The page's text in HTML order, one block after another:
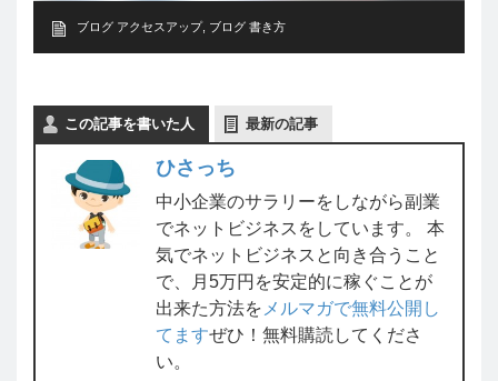
ブログ アクセスアップ, ブログ 書き方
この記事を書いた人 最新の記事
ひさっち
中小企業のサラリーをしながら副業
でネットビジネスをしています。 本
気でネットビジネスと向き合うこと
で、月5万円を安定的に稼ぐことが
出来た方法を メルマガで無料公開し
てますぜひ！無料購読してくださ
い。